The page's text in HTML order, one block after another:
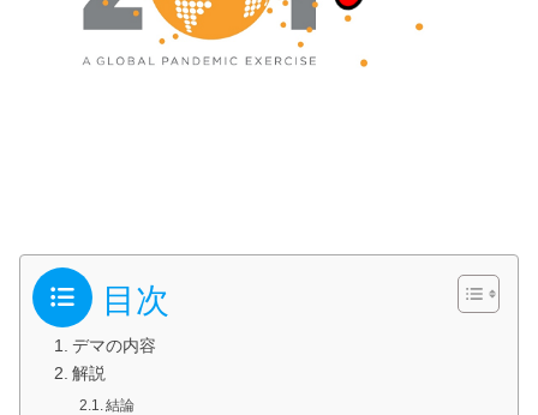
目次
デマの内容
解説
結論